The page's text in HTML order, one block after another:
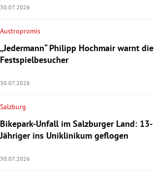
30.07.2026
Austropromis
„Jedermann“ Philipp Hochmair warnt die
Festspielbesucher
30.07.2026
Salzburg
Bikepark-Unfall im Salzburger Land: 13-
Jähriger ins Uniklinikum geflogen
30.07.2026